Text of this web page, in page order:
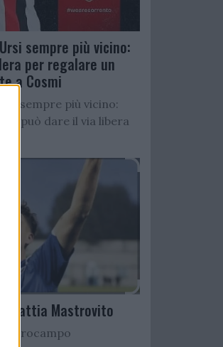
sempre più vicino:
per regalare un
a Cosmi
sempre più vicino:
può dare il via libera
Mattia Mastrovito